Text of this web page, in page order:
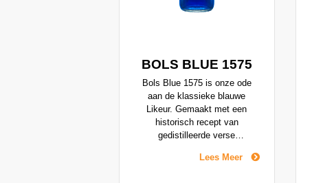
BOLS BLUE 1575
Bols Blue 1575 is onze ode
aan de klassieke blauwe
Likeur. Gemaakt met een
historisch recept van
gedistilleerde verse
naar de droge en pittige
Lees Meer